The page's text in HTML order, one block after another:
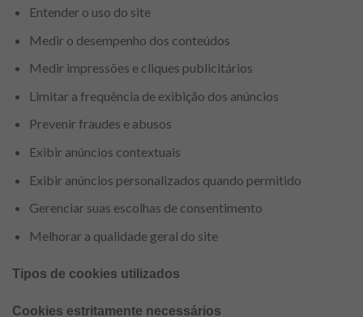
Entender o uso do site
Medir o desempenho dos conteúdos
Medir impressões e cliques publicitários
Limitar a frequência de exibição dos anúncios
Prevenir fraudes e abusos
Exibir anúncios contextuais
Exibir anúncios personalizados quando permitido
Gerenciar suas escolhas de consentimento
Melhorar a qualidade geral do site
Tipos de cookies utilizados
Cookies estritamente necessários